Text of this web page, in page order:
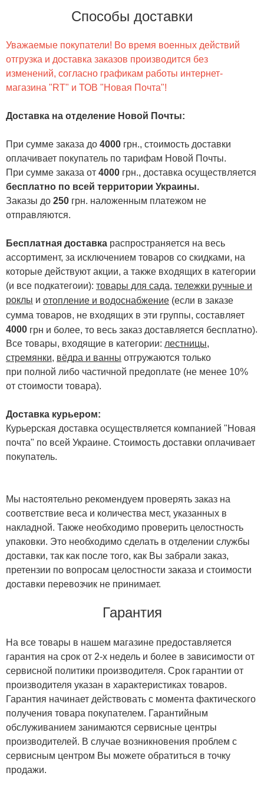
Способы доставки
Уважаемые покупатели! Во время военных действий
отгрузка и доставка заказов производится без
изменений, согласно графикам работы интернет-
магазина "RT" и ТОВ "Новая Почта"!
Доставка на отделение Новой Почты:
При сумме заказа до 4000 грн., стоимость доставки
оплачивает покупатель по тарифам Новой Почты.
При сумме заказа от 4000 грн., доставка осуществляется
бесплатно по всей территории Украины.
Заказы до 250 грн. наложенным платежом не
отправляются.
Бесплатная доставка распространяется на весь
ассортимент, за исключением товаров со скидками, на
которые действуют акции, а также входящих в категории
(и все подкатегоии): товары для сада, тележки ручные и
роклы и отопление и водоснабжение (если в заказе
сумма товаров, не входящих в эти группы, составляет
4000 грн и более, то весь заказ доставляется бесплатно).
Все товары, входящие в категории: лестницы,
стремянки, вёдра и ванны отгружаются только
при полной либо частичной предоплате (не менее 10%
от стоимости товара).
Доставка курьером:
Курьерская доставка осуществляется компанией "Новая
почта" по всей Украине. Стоимость доставки оплачивает
покупатель.
Мы настоятельно рекомендуем проверять заказ на
соответствие веса и количества мест, указанных в
накладной. Также необходимо проверить целостность
упаковки. Это необходимо сделать в отделении службы
доставки, так как после того, как Вы забрали заказ,
претензии по вопросам целостности заказа и стоимости
доставки перевозчик не принимает.
Гарантия
На все товары в нашем магазине предоставляется
гарантия на срок от 2-х недель и более в зависимости от
сервисной политики производителя. Срок гарантии от
производителя указан в характеристиках товаров.
Гарантия начинает действовать с момента фактического
получения товара покупателем. Гарантийным
обслуживанием занимаются сервисные центры
производителей. В случае возникновения проблем с
сервисным центром Вы можете обратиться в точку
продажи.